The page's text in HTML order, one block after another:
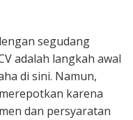
segudang
adalah langkah awal
di sini. Namun,
karena
dan persyaratan